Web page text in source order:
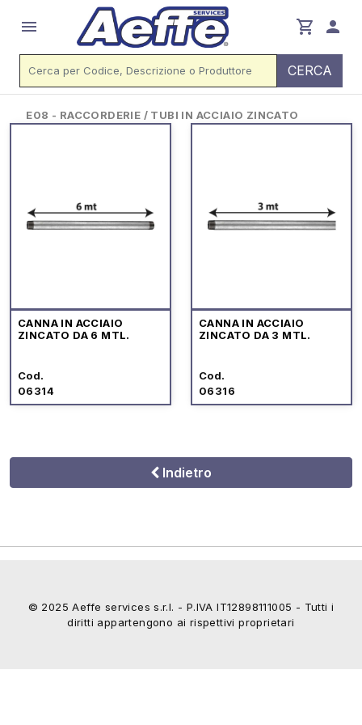
menu shopping_cart person
CERCA
Indietro
E08 - RACCORDERIE / TUBI IN ACCIAIO ZINCATO
CANNA IN ACCIAIO
ZINCATO DA 6 MTL.
Cod.
06314
CANNA IN ACCIAIO
ZINCATO DA 3 MTL.
Cod.
06316
© 2025 Aeffe services s.r.l. - P.IVA IT12898111005 - Tutti i
diritti appartengono ai rispettivi proprietari